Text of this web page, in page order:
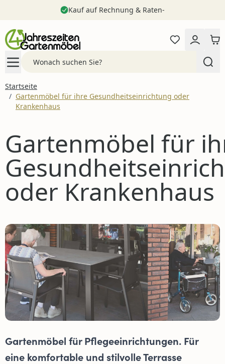
Kauf auf Rechnung & Raten-
Startseite
/ Gartenmöbel für ihre Gesundheitseinrichtung oder
Krankenhaus
Gartenmöbel für
oder Krankenhaus
Gartenmöbel für Pflegeeinrichtungen. Für
eine komfortable und stilvolle Terrasse